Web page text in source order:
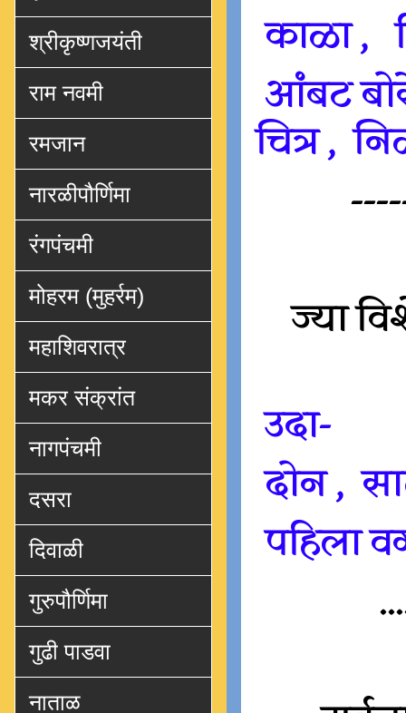
काळा ,
आंबट
चित्र ,
ज्या
उदा-
दोन ,
पहिला
श्रीकृष्णजयंती
राम नवमी
रमजान
नारळीपौर्णिमा
रंगपंचमी
मोहरम (मुहर्रम)
महाशिवरात्र
मकर संक्रांत
नागपंचमी
दसरा
दिवाळी
गुरुपौर्णिमा
गुढी पाडवा
नाताळ